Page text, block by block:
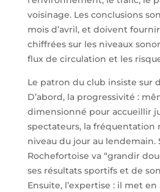
voisinage. Les conclusions
mois d’avril, et doivent
chiffrées sur les niveaux
flux de circulation et les
Le patron du club insiste sur
D’abord, la progressivité :
dimensionné pour accueillir
spectateurs, la fréquentation
niveau du jour au lendemain.
Rochefortoise va “grandir
ses résultats sportifs et de
Ensuite, l’expertise : il met en